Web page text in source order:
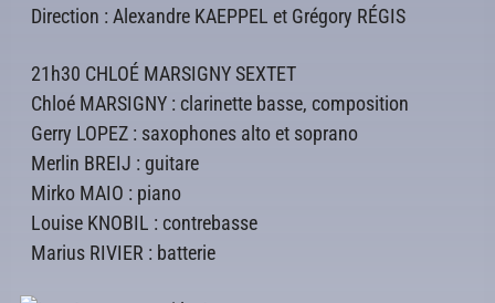
Direction : Alexandre KAEPPEL et Grégory RÉGIS
21h30 CHLOÉ MARSIGNY SEXTET
Chloé MARSIGNY : clarinette basse, composition
Gerry LOPEZ : saxophones alto et soprano
Merlin BREIJ : guitare
Mirko MAIO : piano
Louise KNOBIL : contrebasse
Marius RIVIER : batterie